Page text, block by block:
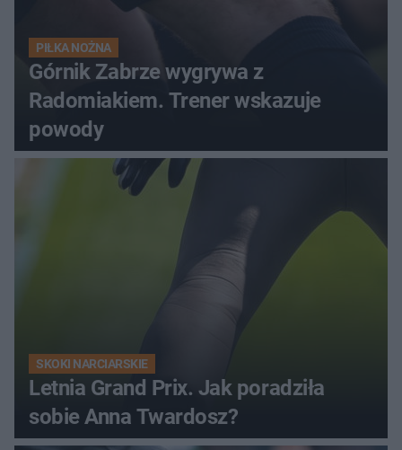
PIŁKA NOŻNA
Górnik Zabrze wygrywa z
Radomiakiem. Trener wskazuje
powody
SKOKI NARCIARSKIE
Letnia Grand Prix. Jak poradziła
sobie Anna Twardosz?